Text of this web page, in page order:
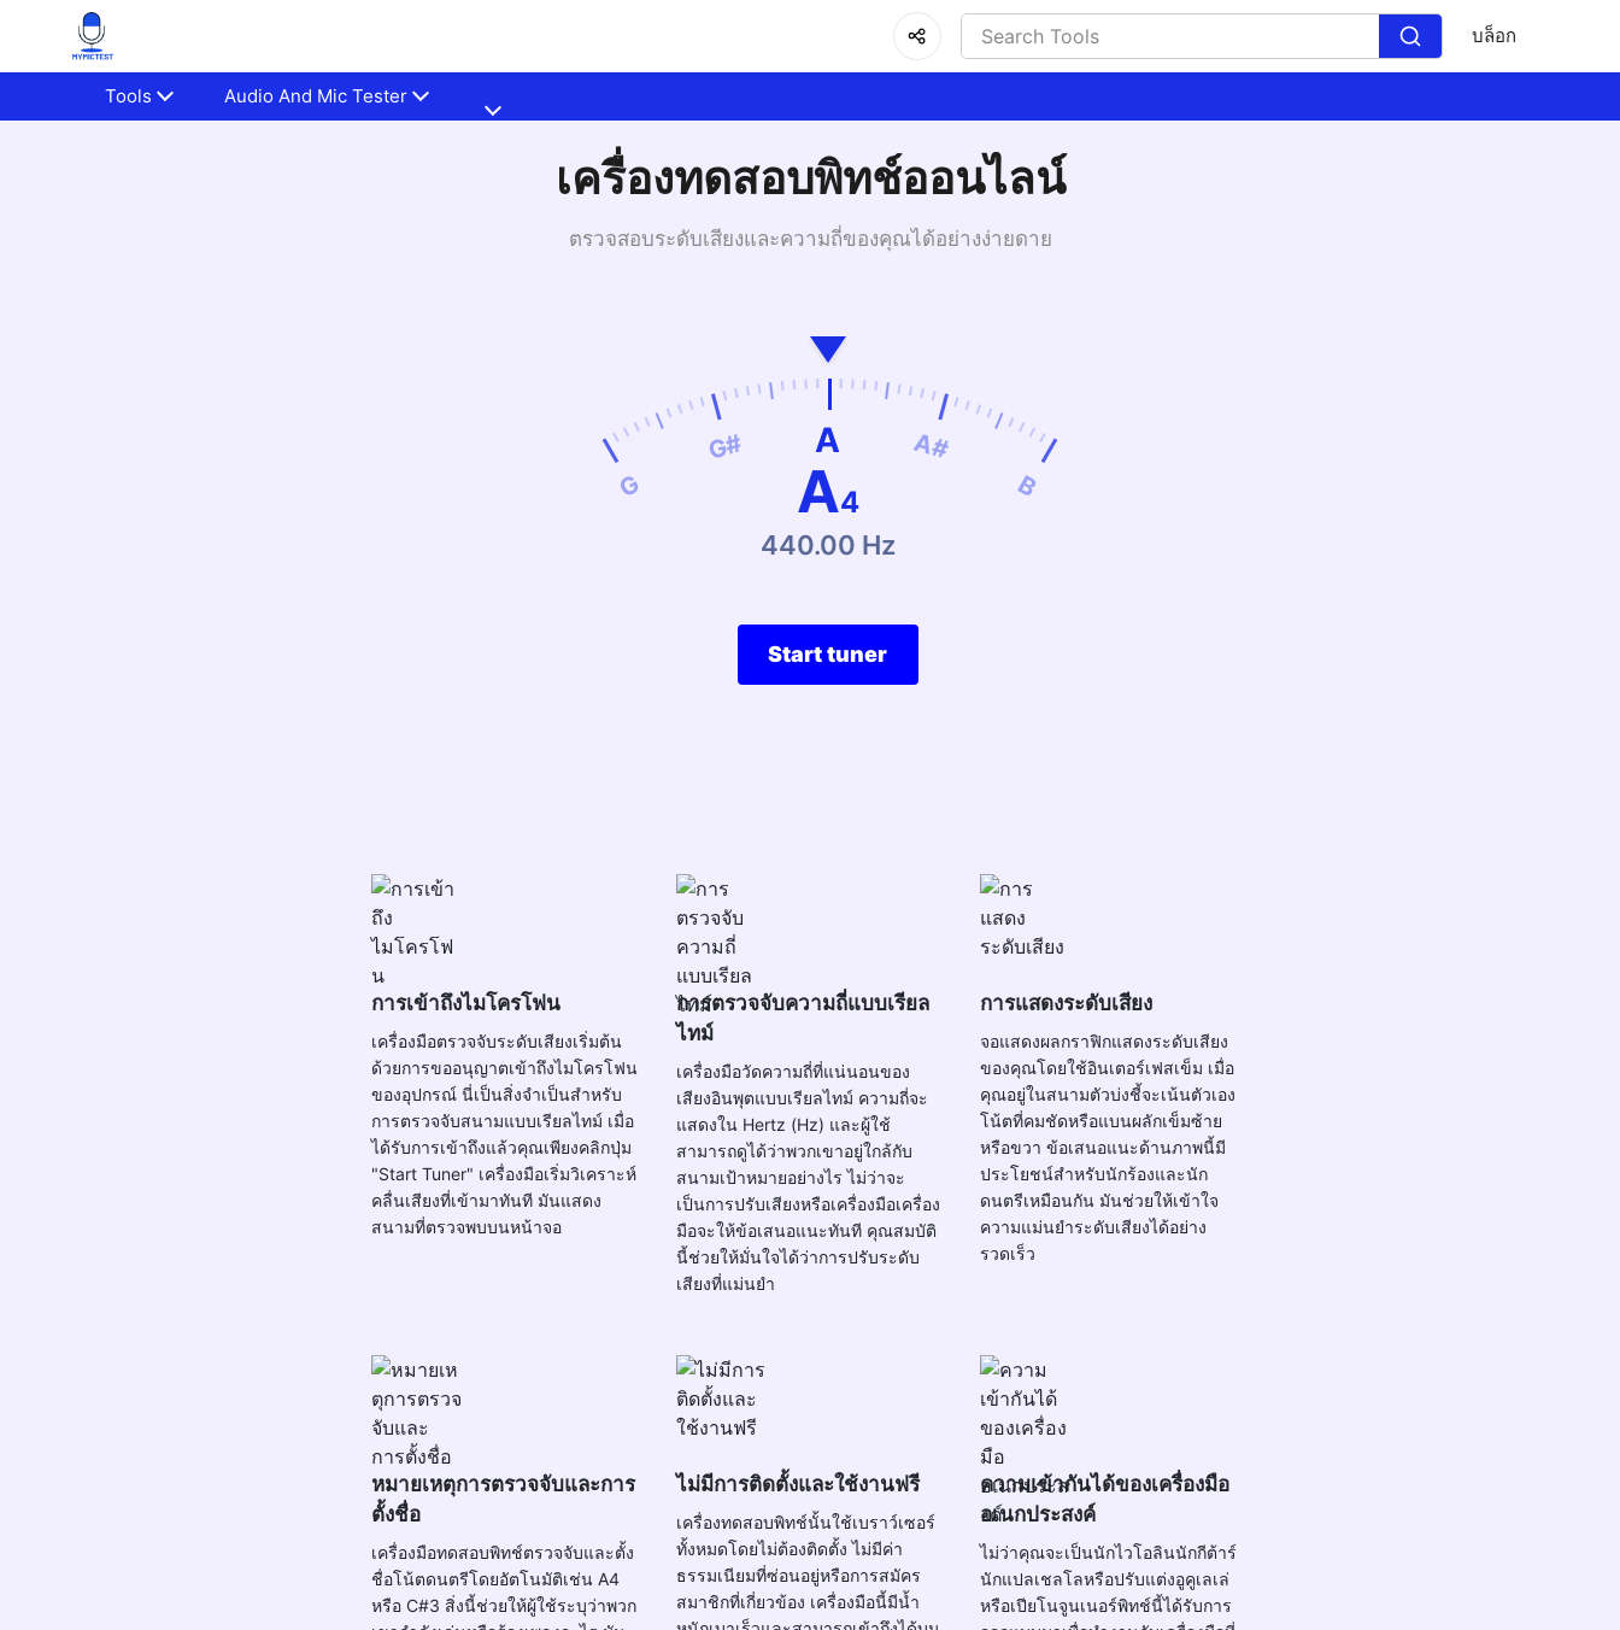
บล็อก
Tools Audio And Mic Tester
เครื่องทดสอบพิทช์ออนไลน์
ตรวจสอบระดับเสียงและความถี่ของคุณได้อย่างง่ายดาย
G
G# A A#
B
A4
440.00 Hz
Start tuner
การเข้าถึงไมโครโฟน
เครื่องมือตรวจจับระดับเสียงเริ่มต้น
ด้วยการขออนุญาตเข้าถึงไมโครโฟน
ของอุปกรณ์ นี่เป็นสิ่งจำเป็นสำหรับ
การตรวจจับสนามแบบเรียลไทม์ เมื่อ
ได้รับการเข้าถึงแล้วคุณเพียงคลิกปุ่ม
"Start Tuner" เครื่องมือเริ่มวิเคราะห์
คลื่นเสียงที่เข้ามาทันที มันแสดง
สนามที่ตรวจพบบนหน้าจอ
การตรวจจับความถี่แบบเรียล
ไทม์
เครื่องมือวัดความถี่ที่แน่นอนของ
เสียงอินพุตแบบเรียลไทม์ ความถี่จะ
แสดงใน Hertz (Hz) และผู้ใช้
สามารถดูได้ว่าพวกเขาอยู่ใกล้กับ
สนามเป้าหมายอย่างไร ไม่ว่าจะ
เป็นการปรับเสียงหรือเครื่องมือเครื่อง
มือจะให้ข้อเสนอแนะทันที คุณสมบัติ
นี้ช่วยให้มั่นใจได้ว่าการปรับระดับ
เสียงที่แม่นยำ
การแสดงระดับเสียง
จอแสดงผลกราฟิกแสดงระดับเสียง
ของคุณโดยใช้อินเตอร์เฟสเข็ม เมื่อ
คุณอยู่ในสนามตัวบ่งชี้จะเน้นตัวเอง
โน้ตที่คมชัดหรือแบนผลักเข็มซ้าย
หรือขวา ข้อเสนอแนะด้านภาพนี้มี
ประโยชน์สำหรับนักร้องและนัก
ดนตรีเหมือนกัน มันช่วยให้เข้าใจ
ความแม่นยำระดับเสียงได้อย่าง
รวดเร็ว
หมายเหตุการตรวจจับและการ
ตั้งชื่อ
เครื่องมือทดสอบพิทช์ตรวจจับและตั้ง
ชื่อโน้ตดนตรีโดยอัตโนมัติเช่น A4
หรือ C#3 สิ่งนี้ช่วยให้ผู้ใช้ระบุว่าพวก
ไม่มีการติดตั้งและใช้งานฟรี
เครื่องทดสอบพิทช์นั้นใช้เบราว์เซอร์
ทั้งหมดโดยไม่ต้องติดตั้ง ไม่มีค่า
ธรรมเนียมที่ซ่อนอยู่หรือการสมัคร
สมาชิกที่เกี่ยวข้อง เครื่องมือนี้มีน้ำ
ความเข้ากันได้ของเครื่องมือ
อเนกประสงค์
ไม่ว่าคุณจะเป็นนักไวโอลินนักกีต้าร์
นักแปลเชลโลหรือปรับแต่งอูคูเลเล่
หรือเปียโนจูนเนอร์พิทช์นี้ได้รับการ